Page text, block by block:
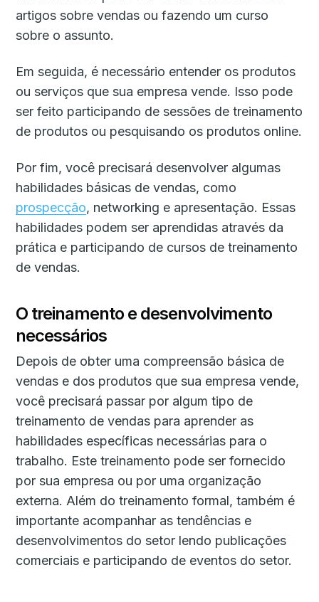
artigos sobre vendas ou fazendo um curso
sobre o assunto.
Em seguida, é necessário entender os produtos
ou serviços que sua empresa vende. Isso pode
ser feito participando de sessões de treinamento
de produtos ou pesquisando os produtos online.
Por fim, você precisará desenvolver algumas
habilidades básicas de vendas, como
prospecção, networking e apresentação. Essas
habilidades podem ser aprendidas através da
prática e participando de cursos de treinamento
de vendas.
O treinamento e desenvolvimento
necessários
Depois de obter uma compreensão básica de
vendas e dos produtos que sua empresa vende,
você precisará passar por algum tipo de
treinamento de vendas para aprender as
habilidades específicas necessárias para o
trabalho. Este treinamento pode ser fornecido
por sua empresa ou por uma organização
externa. Além do treinamento formal, também é
importante acompanhar as tendências e
desenvolvimentos do setor lendo publicações
comerciais e participando de eventos do setor.